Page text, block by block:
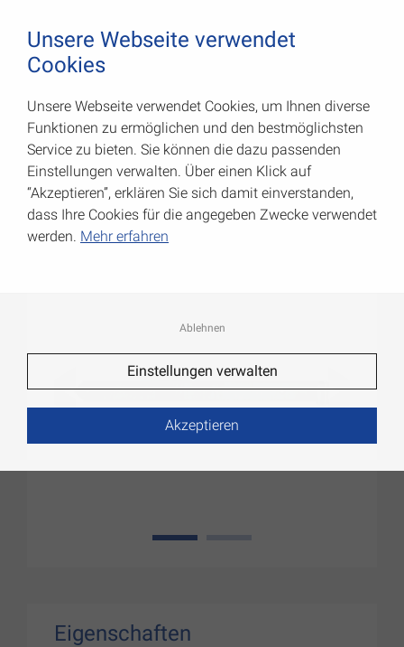
Ladenbänder, extra schwer
Art.-Nr.: 000068120ZF
1
Eigenschaften
Unsere Webseite verwendet
Cookies
Unsere Webseite verwendet Cookies, um Ihnen diverse
Funktionen zu ermöglichen und den bestmöglichsten
Service zu bieten. Sie können die dazu passenden
Einstellungen verwalten. Über einen Klick auf
“Akzeptieren”, erklären Sie sich damit einverstanden,
dass Ihre Cookies für die angegeben Zwecke verwendet
werden. Mehr erfahren
Ablehnen
Einstellungen verwalten
Akzeptieren